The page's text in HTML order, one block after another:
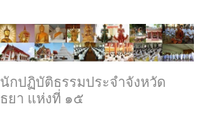
กปฏิบัติธรรมประจำจังหวัด
ยา แห่งที่ ๑๕